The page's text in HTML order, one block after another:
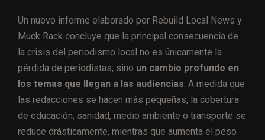
Un nuevo informe elaborado por Rebuild Local News y
Muck Rack concluye que la principal consecuencia de
la crisis del periodismo local no es únicamente la
pérdida de periodistas, sino un cambio profundo en
los temas que llegan a las audiencias. A medida que
las redacciones se hacen más pequeñas, la cobertura
de educación, sanidad, medio ambiente o transporte se
reduce drásticamente, mientras que aumenta el peso